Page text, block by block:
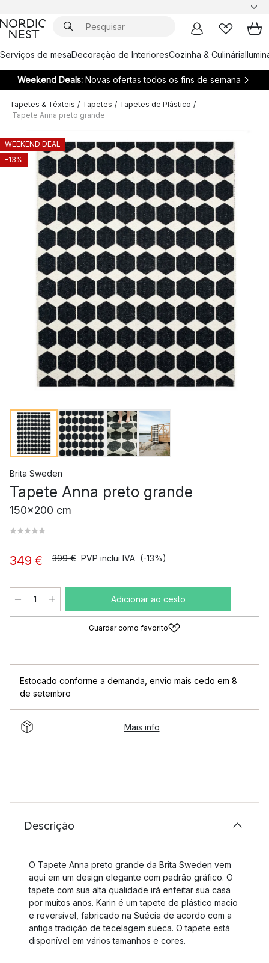
Serviços de mesaDecoração de InterioresCozinha & Culinária
Weekend Deals: Novas ofertas todos os fins de semana
Tapetes & Têxteis / Tapetes / Tapetes de Plástico /
Tapete Anna preto grande
WEEKEND DEAL
-13%
Brita Sweden
Tapete Anna preto grande
150x200 cm
349 € 399 € PVP inclui IVA (-13%)
Adicionar ao cesto
Guardar como favorito
Estocado conforme a demanda envio mais cedo em 8
de setembro
Mais info
Descrição
O Tapete Anna preto grande da Brita Sweden vem
aqui em um design elegante com padrão gráfico. O
tapete com sua alta qualidade irá enfeitar sua casa
por muitos anos. Karin é um tapete de plástico macio
e reversível, fabricado na Suécia de acordo com a
antiga tradição de tecelagem sueca. O tapete está
disponível em vários tamanhos e cores.